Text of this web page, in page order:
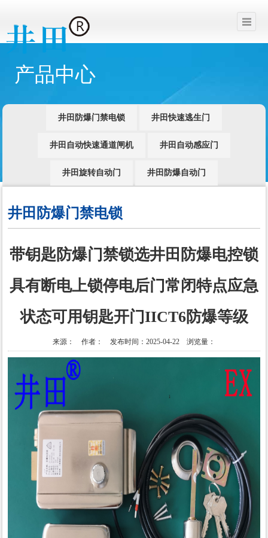
产品中心
井田防爆门禁电锁 井田快速逃生门
井田自动快速通道闸机 井田自动感应门
井田旋转自动门 井田防爆自动门
井田防爆门禁电锁
带钥匙防爆门禁锁选井田防爆电控锁
具有断电上锁停电后门常闭特点应急
状态可用钥匙开门IICT6防爆等级
来源： 作者： 发布时间：2025-04-22 浏览量：